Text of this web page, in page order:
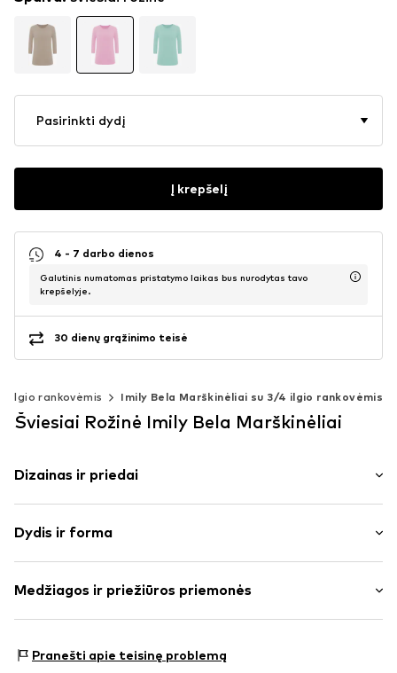
Pasirinkti dydį
Į krepšelį
4 - 7 darbo dienos
Galutinis numatomas pristatymo laikas bus nurodytas tavo
krepšelyje.
30 dienų grąžinimo teisė
ilgio rankovėmis Imily Bela Marškinėliai su 3/4 ilgio rankovėmis
Šviesiai Rožinė Imily Bela Marškinėliai
Dizainas ir priedai
plonas trikotažas
Apskrita kaklo iškirptė
Dygsniuotas apvadas / kraštas
Prekės Nr. IBE0027001000001
Dydis ir forma
Ilgis: Normalaus ilgio
Pritaikomumas: Įprastas prigludimas
Dydžių lentelė
Medžiagos ir priežiūros priemonės
Elastanas
Pranešti apie teisinę problemą